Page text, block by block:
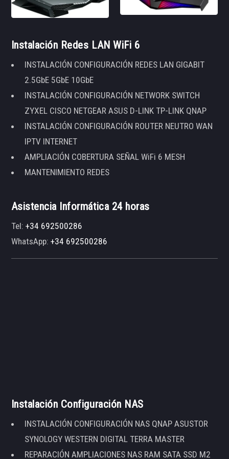
Instalación Redes LAN WiFi 6
INSTALACIÓN CONFIGURACIÓN REDES LAN GIGABIT
2.5GbE 5GbE 10GbE
INSTALACIÓN CONFIGURACIÓN NETWORK SWITCH
ZYXEL CISCO NETGEAR ASUS D-LINK TP-LINK QNAP
INSTALACIÓN CONFIGURACIÓN ROUTER NEUTRO WAN
IPTV INTERNET
AMPLIACIÓN COBERTURA SEÑAL WiFi 6 MESH
MANTENIMIENTO REDES
Asistencia Informática 24 horas
Tel:+34 692500286
WhatsApp:+34 692500286
Instalación Configuración NAS
INSTALACIÓN CONFIGURACIÓN NAS QNAP ASUSTOR
SYNOLOGY WESTERN DIGITAL TERRA MASTER
REPARACIÓN AMPLIACIONES NAS RAM SATA SSD M2